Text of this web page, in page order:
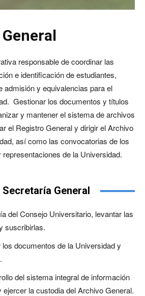
responsable de coordinar las
e identificación de estudiantes,
admisión y equivalencias para el
Gestionar los documentos y títulos
y mantener el sistema de archivos
el Registro General y dirigir el Archivo
así como las convocatorias de los
de la Universidad.
General
del Consejo Universitario, levantar las
suscribirlas.
documentos de la Universidad y
del sistema integral de información
ejercer la custodia del Archivo General.